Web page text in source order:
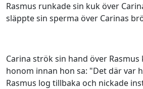
Rasmus runkade sin kuk över
släppte sin sperma över Carinas
Carina strök sin hand över
honom innan hon sa: "Det där var
Rasmus log tillbaka och nickade